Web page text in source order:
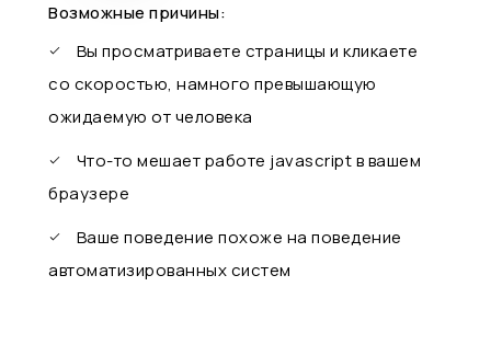
Возможные причины:
Вы просматриваете страницы и кликаете
со скоростью, намного превышающую
ожидаемую от человека
Что-то мешает работе javascript в вашем
браузере
Ваше поведение похоже на поведение
автоматизированных систем